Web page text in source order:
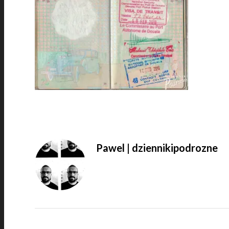
Pawel | dziennikipodrozne